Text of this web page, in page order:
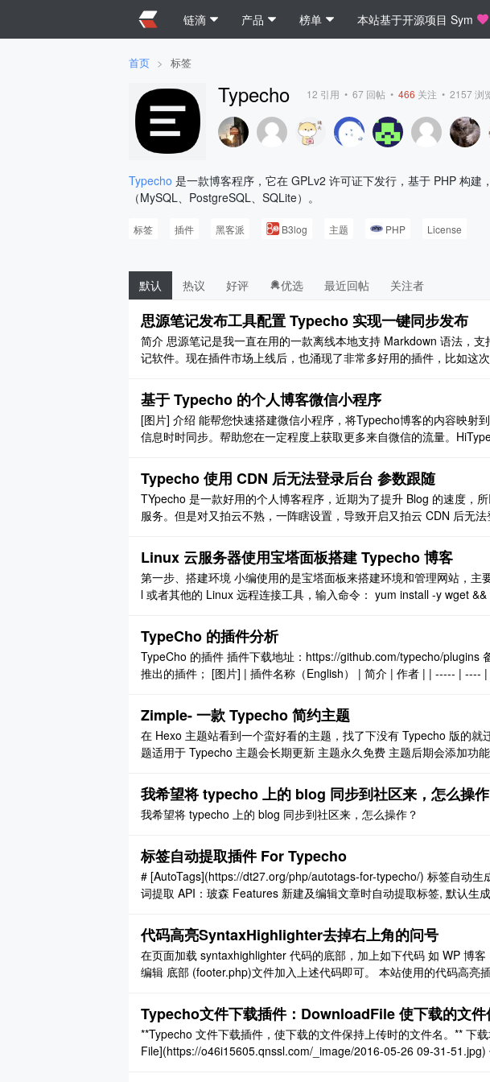
链滴 产品 榜单 本站基于开源项目 Sym
首页 > 标签
Typecho 12 引用 • 67 回帖 • 466 关注 • 2157 浏
Typecho 是一款博客程序，它在 GPLv2 许可证下发行，基于 PHP 构建
（MySQL、PostgreSQL、SQLite）。
标签 插件 黑客派 B3log 主题 PHP License
默认 热议 好评 优选 最近回帖 关注者
思源笔记发布工具配置 Typecho 实现一键同步发布
简介 思源笔记是我一直在用的一款离线本地支持 Markdown 语法，
记软件。现在插件市场上线后，也涌现了非常多好用的插件，比如这
市下载 我们首先在思源笔记软件的 设置-集市 ..
基于 Typecho 的个人博客微信小程序
[图片] 介绍 能帮您快速搭建微信小程序，将Typecho博客的内容映射
信息时时同步。帮助您在一定程度上获取更多来自微信的流量。
s://mp.weixin.qq.com ..
Typecho 使用 CDN 后无法登录后台 参数跟随
TYpecho 是一款好用的个人博客程序，近期为了提升 Blog 的速度，
服务。但是对又拍云不熟，一阵瞎设置，导致开启又拍云 CDN 后无
缘请求 一、参数跟随 网上的方法第一就 ..
Linux 云服务器使用宝塔面板搭建 Typecho 博客
第一步、搭建环境 小编使用的是宝塔面板来搭建环境和管理网站，主
l 或者其他的 Linux 远程连接工具，输入命令： yum install -y wget
TypeCho 的插件分析
TypeCho 的插件 插件下载地址：https://github.com/typecho/plugins
推出的插件； [图片] | 插件名称（English） | 简介 | 作者 | | ----- | ----
Zimple- 一款 Typecho 简约主题
在 Hexo 主题站看到一个蛮好看的主题，找了下没有 Typecho 版的就
题适用于 Typecho 主题会长期更新 主题永久免费 主题后期会添加功
览 这里就放个首页吧 ..
我希望将 typecho 上的 blog 同步到社区来，怎么操作
我希望将 typecho 上的 blog 同步到社区来，怎么操作？
标签自动提取插件 For Typecho
# [AutoTags](https://dt27.org/php/autotags-for-typecho/) 标签自动生
词提取 API：玻森 Features 新建及编辑文章时自动提取标签, 默认生
代码高亮SyntaxHighlighter去掉右上角的问号
在页面加载 syntaxhighlighter 代码的底部，加上如下代码 如 WP 博客，只需要在后台，外观，
编辑 底部 (footer.php)文件加入上述代码即可。 本站使用的代码高亮
Typecho文件下载插件：DownloadFile 使下载的文件
**Typecho 文件下载插件，使下载的文件保持上传时的文件名。** 下
File](https://o46i15605.qnssl.com/_image/2016-05-26 09-31-51.jpg)